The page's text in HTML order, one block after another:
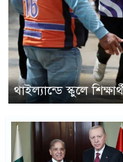
থাইল্যান্ডে স্কুলে